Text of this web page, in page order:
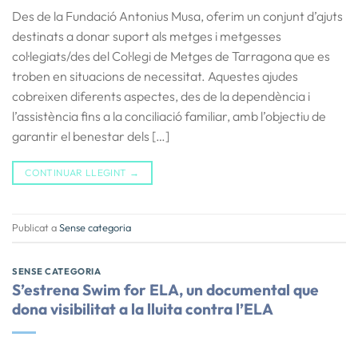
Des de la Fundació Antonius Musa, oferim un conjunt d’ajuts
destinats a donar suport als metges i metgesses
col·legiats/des del Col·legi de Metges de Tarragona que es
troben en situacions de necessitat. Aquestes ajudes
cobreixen diferents aspectes, des de la dependència i
l’assistència fins a la conciliació familiar, amb l’objectiu de
garantir el benestar dels […]
CONTINUAR LLEGINT →
Publicat aSense categoria
SENSE CATEGORIA
S’estrena Swim for ELA, un documental que
dona visibilitat a la lluita contra l’ELA